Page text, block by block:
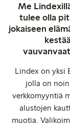
Me
tulee olla
jokaiseen
Lindex on yksi
jolla on
verkkomyyntiä
alustojen
muotia.